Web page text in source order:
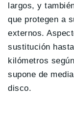
largos, y
que protegen a
externos.
sustitución
kilómetros
supone de
disco.